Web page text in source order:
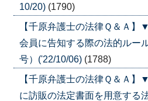
10/20) (1790)
【千原弁護士の法律Ｑ＆Ａ
会員に告知する際の法的ルー
号）('22/10/06) (1788)
【千原弁護士の法律Ｑ＆Ａ
に訪販の法定書面を用意する